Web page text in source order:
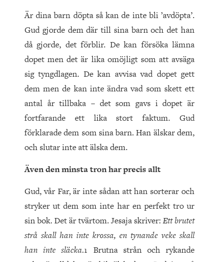
Är dina barn döpta så kan de inte bli ’avdöpta’.
Gud gjorde dem där till sina barn och det han
då gjorde, det förblir. De kan försöka lämna
dopet men det är lika omöjligt som att avsäga
sig tyngdlagen. De kan avvisa vad dopet gett
dem men de kan inte ändra vad som skett ett
antal år tillbaka – det som gavs i dopet är
fortfarande ett lika stort faktum. Gud
förklarade dem som sina barn. Han älskar dem,
och slutar inte att älska dem.
Även den minsta tron har precis allt
Gud, vår Far, är inte sådan att han sorterar och
stryker ut dem som inte har en perfekt tro ur
sin bok. Det är tvärtom. Jesaja skriver: Ett brutet
strå skall han inte krossa, en tynande veke skall
han inte släcka.1 Brutna strån och rykande